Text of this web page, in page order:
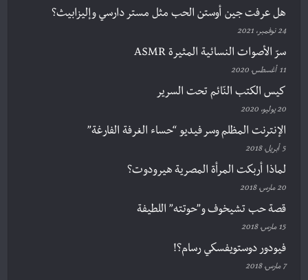
هل عرفت جين أوستن الحب مثل مستر دارسي وإليزابيث؟
24 نوفمبر، 2021
سرّ الأصوات النسائية المثيرة ASMR
11 أغسطس، 2020
كيس الكتب النّائم تحت السرير
20 يوليو، 2020
الإنترنت المظلم وسر فيديو “حساء الغرفة الفارغة”
5 أبريل، 2018
لماذا أربكت المرأة المصرية هيرودوت؟
20 مارس، 2018
قصة حب تشيخوف و”حوتته” اللطيفة
15 مارس، 2018
فيودور دوستويفسكي رسام؟!
7 مارس، 2018